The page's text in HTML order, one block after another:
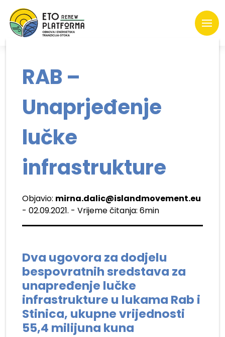
RAB –
Unaprjeđenje
lučke
infrastrukture
Objavio: mirna.dalic@islandmovement.eu
- 02.09.2021. - Vrijeme čitanja: 6min
Dva ugovora za dodjelu
bespovratnih sredstava za
unapređenje lučke
infrastrukture u lukama Rab i
Stinica, ukupne vrijednosti
55,4 milijuna kuna